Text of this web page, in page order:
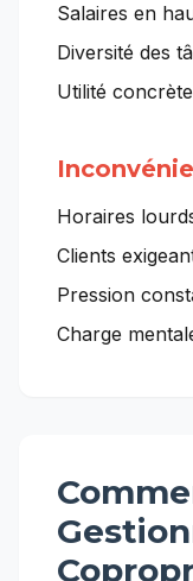
Salaires en
Diversité des
Utilité concrète
Horaires
Clients
Pression
Charge